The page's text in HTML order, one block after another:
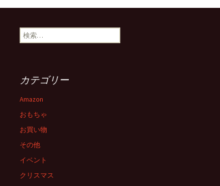
ナ
ビ
ゲ
ー
シ
ョ
検
索:
カテゴリー
Amazon
おもちゃ
お買い物
その他
イベント
クリスマス